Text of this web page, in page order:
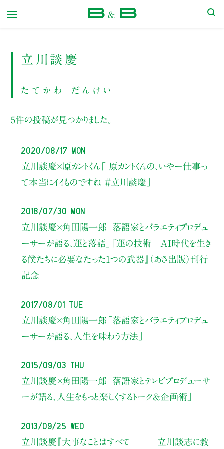
立川談慶
たてかわ だんけい
5件の投稿が見つかりました。
2020/08/17 Mon
立川談慶×原カントくん「 原カントくんの、いやー仕事っ
て本当にイイものですね ＃立川談慶」
2018/07/30 Mon
立川談慶×角田陽一郎 「落語家とバラエティプロデュ
ーサーが語る、運と落語」
『運の技術 AI時代を生き
る僕たちに必要なたった1つの武器』（あさ出版）刊行
記念
2017/08/01 Tue
立川談慶×角田陽一郎 「落語家とバラエティプロデュ
ーサーが語る、人生を味わう方法」
2015/09/03 Thu
立川談慶×角田陽一郎 「落語家とテレビプロデューサ
ーが語る、人生をもっと楽しくするトーク&企画術」
2013/09/25 Wed
立川談慶『大事なことはすべて 立川談志に教